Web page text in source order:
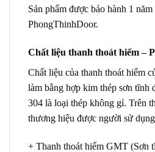
Sản phẩm được bảo hành 1
PhongThinhDoor.
Chất liệu thanh thoát hiểm –
Chất liệu của thanh thoát hiểm
làm bằng hợp kim thép sơn tĩnh
304 là loại thép không gỉ. Trên
thương hiệu được người sử
+ Thanh thoát hiểm GMT (Sơn